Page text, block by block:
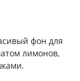
фон для
лимонов,